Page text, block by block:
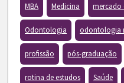
MBA Medicina mercado
Odontologia odontologia
profissão pós-graduação
rotina de estudos Saúde